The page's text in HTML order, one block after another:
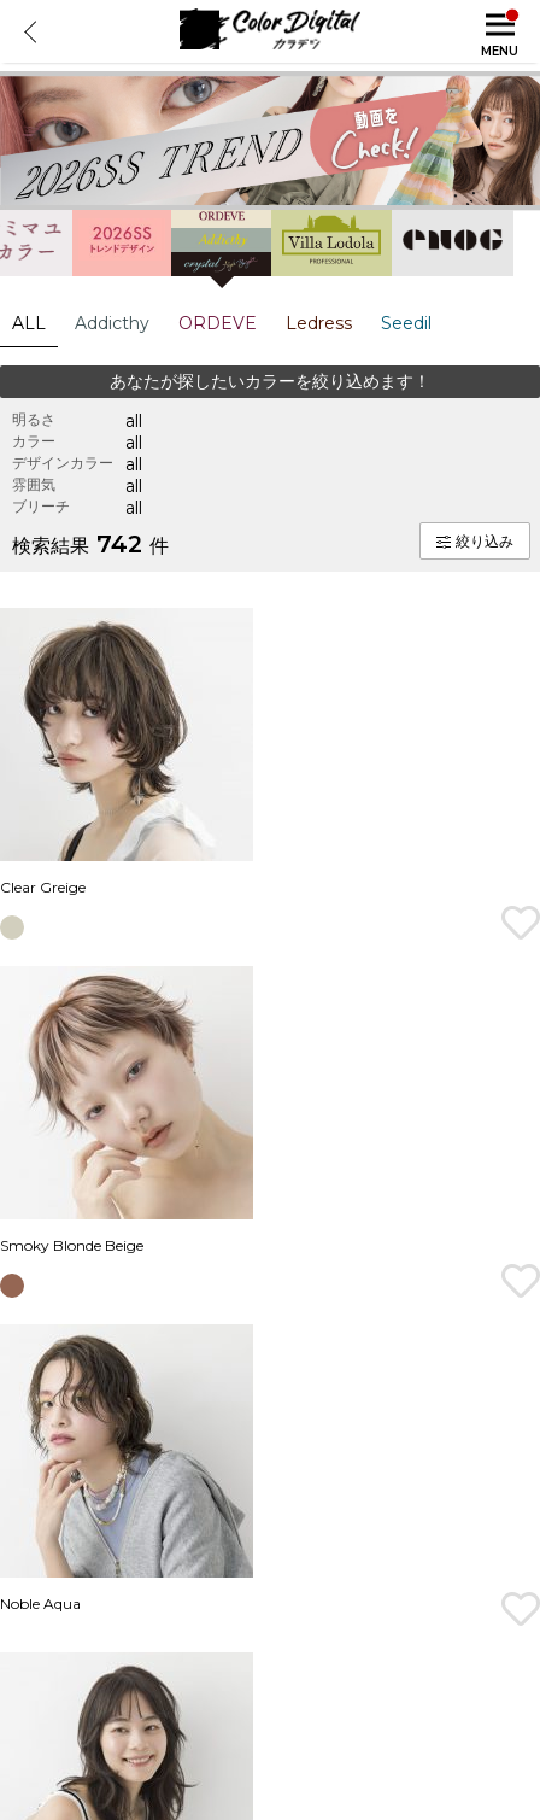
MENU
ALL Addicthy ORDEVE Ledress Seedil
あなたが探したいカラーを絞り込めます！
明るさ all
カラー all
デザインカラー all
雰囲気 all
ブリーチ all
検索結果 742 件 絞り込み
Clear Greige
Smoky Blonde Beige
Noble Aqua